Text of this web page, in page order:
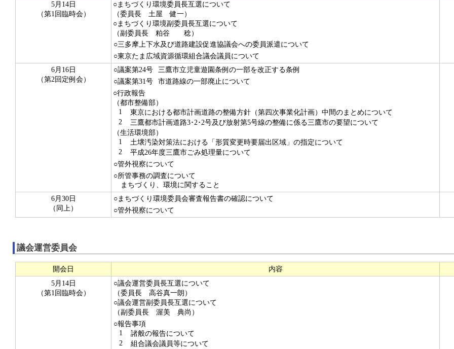
5月14日
（第1回臨時会）
○まちづくり環境委員長互選について
（委員長 土屋 健一）
○まちづくり環境副委員長互選について
（副委員長 粕谷 稔）
○三多摩上下水及び道路建設促進協議会への委員派遣について
○東京たま広域資源循環組合議会議員について
6月16日
（第2回定例会）
○議案第24号
三鷹市立児童遊園条例の一部を改正する条例
○議案第31号
市道路線の一部廃止について
○行政報告
（都市整備部）
1
東京における都市計画道路の整備方針（第四次事業化計画）中間のまとめについて
2
三鷹都市計画道路3･2･2号及び放射第5号線の整備に係る三鷹市の要望について
（生活環境部）
1
土壌汚染対策法における「形質変更時要届出区域」の指定について
2
平成26年度三鷹市ごみ処理量について
○管外視察について
○所管事務の調査について
まちづくり、環境に関すること
6月30日
（同上）
○まちづくり環境委員会審査報告書の確認について
○管外視察について
議会運営委員会
開会日
内容
5月14日
（第1回臨時会）
○議会運営委員長互選について
（委員長 高谷真一朗）
○議会運営副委員長互選について
（副委員長 渥美 典尚）
○報告事項
1
諸般の報告について
2
組合議会議員等について